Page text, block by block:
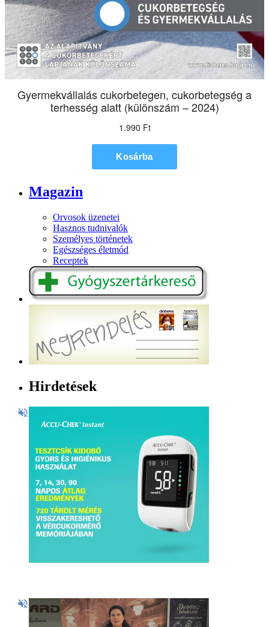
Magazin
Orvosok üzenetei
Hasznos tudnivalók
Személyes történetek
Egészséges életmód
Receptek
Hirdetések